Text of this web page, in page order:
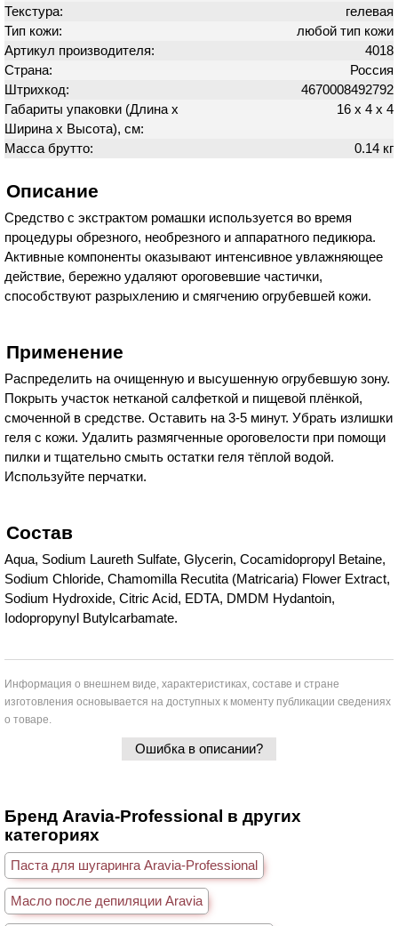
Текстура:
гелевая
Тип кожи:
любой тип кожи
Артикул производителя:
4018
Страна:
Россия
Штрихкод:
4670008492792
Габариты упаковки (Длина х
Ширина х Высота), см:
16 х 4 х 4
Масса брутто: 0.14 кг
Описание
Средство с экстрактом ромашки используется во время
процедуры обрезного, необрезного и аппаратного педикюра.
Активные компоненты оказывают интенсивное увлажняющее
действие, бережно удаляют ороговевшие частички,
способствуют разрыхлению и смягчению огрубевшей кожи.
Применение
Распределить на очищенную и высушенную огрубевшую зону.
Покрыть участок нетканой салфеткой и пищевой плёнкой,
смоченной в средстве. Оставить на 3-5 минут. Убрать излишки
геля с кожи. Удалить размягченные ороговелости при помощи
пилки и тщательно смыть остатки геля тёплой водой.
Используйте перчатки.
Состав
Aqua, Sodium Laureth Sulfate, Glycerin, Cocamidopropyl Betaine,
Sodium Chloride, Chamomilla Recutita (Matricaria) Flower Extract,
Sodium Hydroxide, Citric Acid, EDTA, DMDM Hydantoin,
Iodopropynyl Butylcarbamate.
Информация о внешнем виде, характеристиках, составе и стране
изготовления основывается на доступных к моменту публикации сведениях
о товаре.
Ошибка в описании?
Бренд Aravia-Professional в других
категориях
Паста для шугаринга Aravia-Professional
Масло после депиляции Aravia